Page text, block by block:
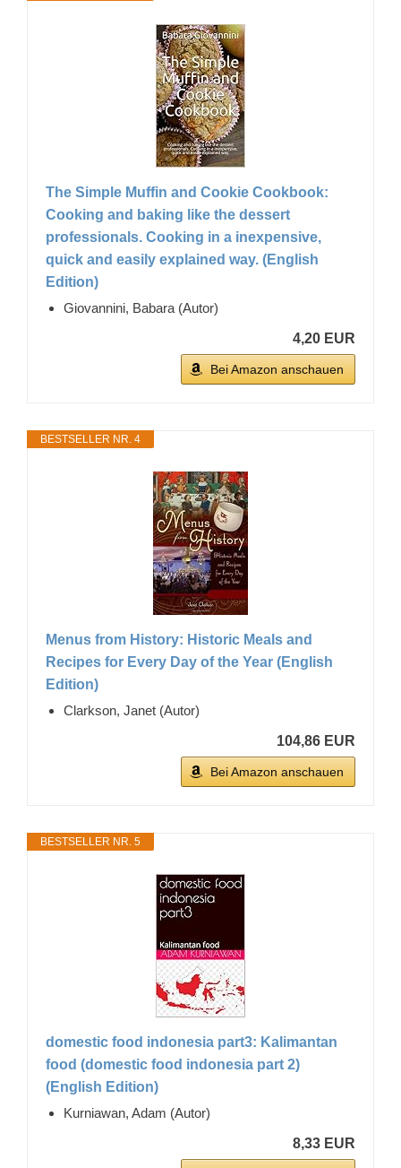
The Simple Muffin and Cookie Cookbook:
Cooking and baking like the dessert
professionals. Cooking in a inexpensive,
quick and easily explained way. (English
Edition)
Giovannini, Babara (Autor)
4,20 EUR
Bei Amazon anschauen
BESTSELLER NR. 4
Menus from History: Historic Meals and
Recipes for Every Day of the Year (English
Edition)
Clarkson, Janet (Autor)
104,86 EUR
Bei Amazon anschauen
BESTSELLER NR. 5
domestic food indonesia part3: Kalimantan
food (domestic food indonesia part 2)
(English Edition)
Kurniawan, Adam (Autor)
8,33 EUR